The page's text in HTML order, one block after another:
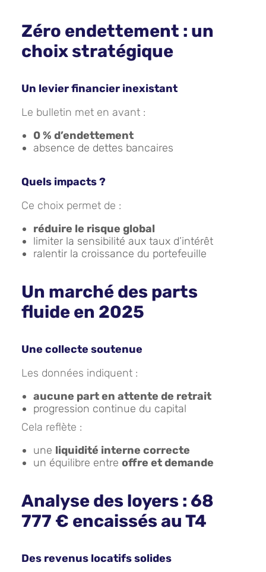
Zéro endettement : un
choix stratégique
Un levier financier inexistant
Le bulletin met en avant :
0 % d’endettement
absence de dettes bancaires
Quels impacts ?
Ce choix permet de :
réduire le risque global
limiter la sensibilité aux taux d’intérêt
ralentir la croissance du portefeuille
Un marché des parts
fluide en 2025
Une collecte soutenue
Les données indiquent :
aucune part en attente de retrait
progression continue du capital
Cela reflète :
une liquidité interne correcte
un équilibre entre offre et demande
Analyse des loyers : 68
777 € encaissés au T4
Des revenus locatifs solides